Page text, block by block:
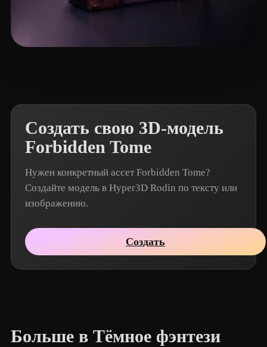
Создать свою 3D-модель
Forbidden Tome
Нужен конкретный ассет Forbidden Tome?
Создайте модель в Hyper3D Rodin по тексту или
изображению.
Создать
Больше в Тёмное фэнтези